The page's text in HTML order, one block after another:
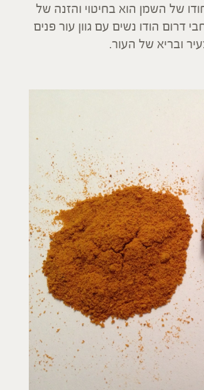
של השמן הוא בחיטוי והזנה של
דרום הודו נשים עם גוון עור פנים
ובריא של העור.